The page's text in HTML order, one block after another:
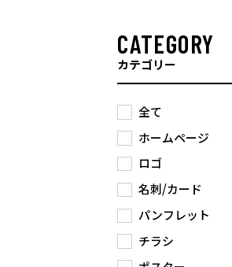
CATEGORY
カテゴリー
全て
ホームページ
ロゴ
名刺/カード
パンフレット
チラシ